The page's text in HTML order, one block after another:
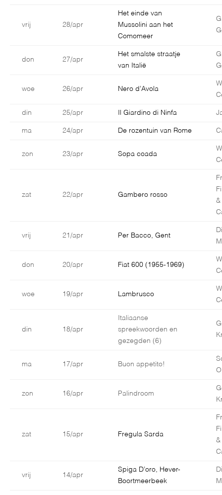
vrij 28/apr
Het einde van
Mussolini aan het
Comomeer
don 27/apr
Het smalste straatje
van Italië
woe 26/apr Nero d’Avola
din 25/apr Il Giardino di Ninfa
ma 24/apr De rozentuin van Rome
zon 23/apr Sopa coada
zat 22/apr Gambero rosso
&
vrij 21/apr Per Bacco, Gent
don 20/apr Fiat 600 (1955-1969)
woe 19/apr Lambrusco
din 18/apr
Italiaanse
spreekwoorden en
gezegden (6)
ma 17/apr Buon appetito!
zon 16/apr Palindroom
zat 15/apr Fregula Sarda
&
vrij 14/apr
Spiga D’oro, Hever-
Boortmeerbeek